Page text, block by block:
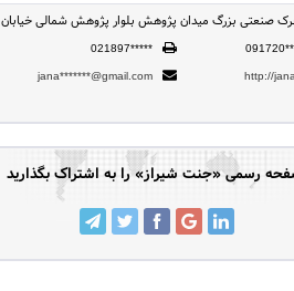
بزرگ میدان پژوهش بلوار پژوهش شمالی خیابان 310 سمت چپ
021897*****
http://
jana*******@gmail.com
رسمی «جنت شیراز» را به اشتراک بگذارید